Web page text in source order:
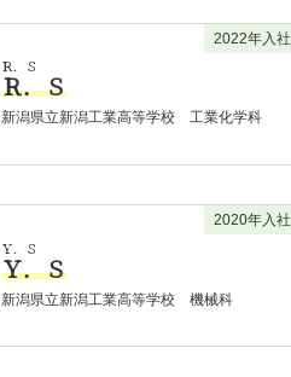
Ｒ．Ｓ
Ｒ．Ｓ
新潟県立新潟工業高等学校 工業化学科
2022年入社
Ｙ．Ｓ
Ｙ．Ｓ
新潟県立新潟工業高等学校 機械科
2020年入社